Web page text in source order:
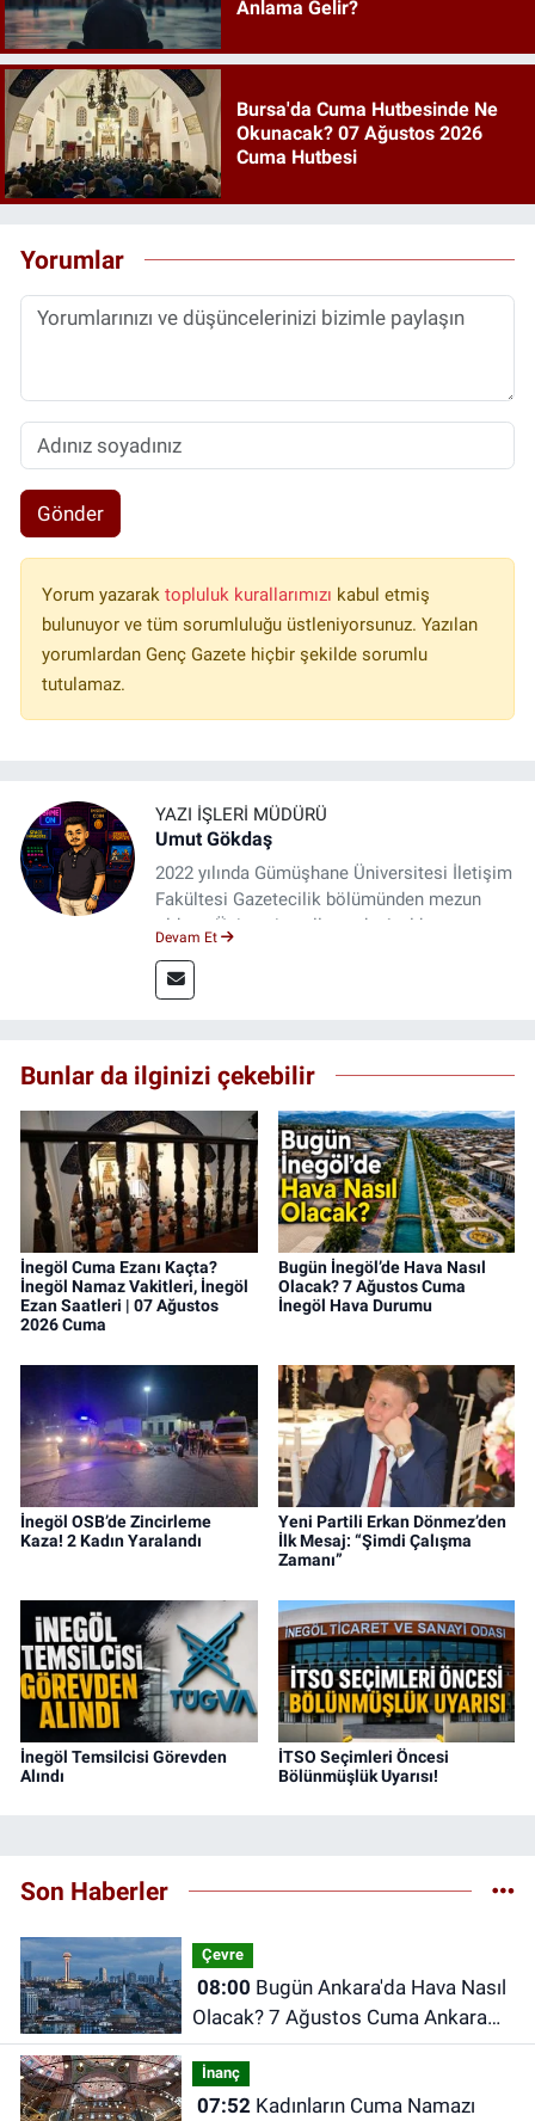
Anlama Gelir?
Bursa'da Cuma Hutbesinde Ne
Okunacak? 07 Ağustos 2026
Cuma Hutbesi
Yorumlar
Gönder
Yorum yazarak topluluk kurallarımızı kabul etmiş
bulunuyor ve tüm sorumluluğu üstleniyorsunuz. Yazılan
yorumlardan Genç Gazete hiçbir şekilde sorumlu
tutulamaz.
YAZI İŞLERI MÜDÜRÜ
Umut Gökdaş
2022 yılında Gümüşhane Üniversitesi İletişim
Fakültesi Gazetecilik bölümünden mezun
oldum. Üniversite yıllarımda 4 yıl boyunca
saha deneyimi kazandım. 2023 yılından beri
Genç Gazete'de okurlarımıza haber
Devam Et
Bunlar da ilginizi çekebilir
İnegöl Cuma Ezanı Kaçta?
İnegöl Namaz Vakitleri, İnegöl
Ezan Saatleri | 07 Ağustos
2026 Cuma
Bugün İnegöl’de Hava Nasıl
Olacak? 7 Ağustos Cuma
İnegöl Hava Durumu
İnegöl OSB’de Zincirleme
Kaza! 2 Kadın Yaralandı
Yeni Partili Erkan Dönmez’den
İlk Mesaj: “Şimdi Çalışma
Zamanı”
İnegöl Temsilcisi Görevden
Alındı
İTSO Seçimleri Öncesi
Bölünmüşlük Uyarısı!
Son Haberler
Çevre
08:00
Olacak? 7 Ağustos Cuma Ankara
Hava Durumu
İnanç
07:52Kadınların Cuma Namazı